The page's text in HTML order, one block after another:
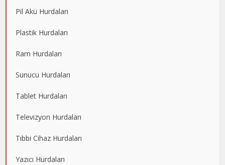
Pil Akü Hurdaları
Plastik Hurdaları
Ram Hurdaları
Sunucu Hurdaları
Tablet Hurdaları
Televizyon Hurdaları
Tıbbi Cihaz Hurdaları
Yazıcı Hurdaları